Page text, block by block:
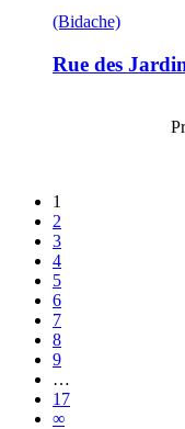
(Bidache)
Rue des
1
2
3
4
5
6
7
8
9
…
17
∞